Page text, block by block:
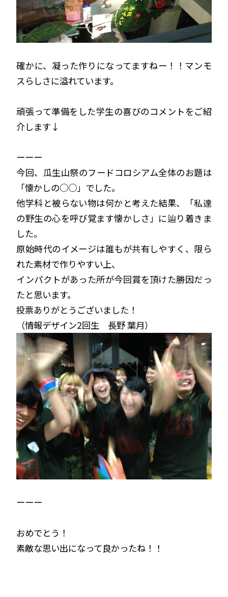
確かに、凝った作りになってますねー！！マンモ
スらしさに溢れています。
頑張って準備をした学生の喜びのコメントをご紹
介します↓
ーーー
今回、瓜生山祭のフードコロシアム全体のお題は
「懐かしの○○」でした。
他学科と被らない物は何かと考えた結果、「私達
の野生の心を呼び覚ます懐かしさ」に辿り着きま
した。
原始時代のイメージは誰もが共有しやすく、限ら
れた素材で作りやすい上、
インパクトがあった所が今回賞を頂けた勝因だっ
たと思います。
投票ありがとうございました！
（情報デザイン2回生 長野 葉月）
ーーー
おめでとう！
素敵な思い出になって良かったね！！